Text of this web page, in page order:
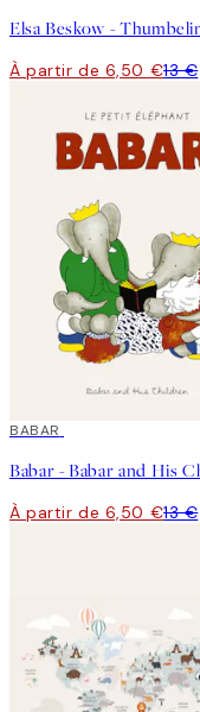
À partir de 6,50 €13 €
50%*
BABAR
À partir de 6,50 €13 €